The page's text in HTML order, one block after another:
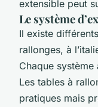
extensible peut
Le système
Il existe
rallonges, à
Chaque
Les tables à
pratiques mais